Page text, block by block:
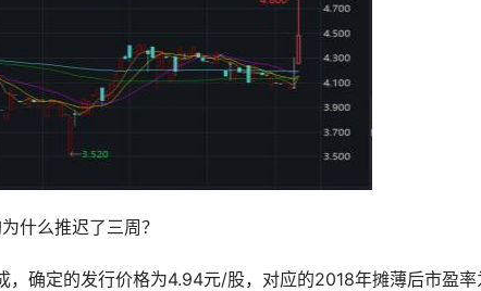
什么推迟了三周？
确定的发行价格为4.94元/股，对应的2018年摊薄后市盈率